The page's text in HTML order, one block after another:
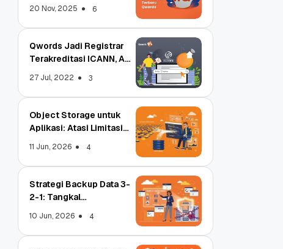
20 Nov, 2025 6
Qwords Jadi Registrar
Terakreditasi ICANN, Apa
27 Jul, 2022 3
Object Storage untuk
Aplikasi: Atasi Limitasi
11 Jun, 2026 4
Strategi Backup Data 3-
2-1: Tangkal
10 Jun, 2026 4